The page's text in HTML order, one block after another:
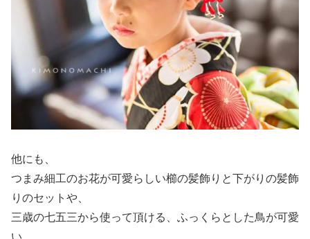
他にも、
つまみ細工のお花が可愛らしい櫛の髪飾りと下がりの髪飾
りのセットや、
三歳の七五三から使って頂ける、ふっくらとした鳥が可愛
い、